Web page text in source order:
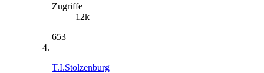
Zugriffe
12k
653
T.I.Stolzenburg